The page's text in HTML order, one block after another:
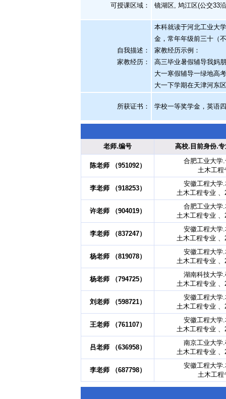
可授课区域： 镜湖区, 鸠江区(公交33
自我描述：
家教经历 ：
本科就读于河北工业大
金，常年年级前三十（
家教经历示例：
高三毕业暑假辅导我妈
大一寒假辅导一绿地高
大一下学期在天津河东
所获证书 ： 学校一等奖学金，英语
老师.编号 高校.目前身份.
陈老师 （951092）
合肥工业大学
土木工程
李老师 （918253）
安徽工程大学
土木工程专业 、
许老师 （904019）
合肥工业大学
土木工程专业 、
李老师 （837247）
安徽工程大学
土木工程专业 、
杨老师 （819078）
安徽工程大学
土木工程专业 、
杨老师 （794725）
湖南科技大学
土木工程专业 、
刘老师 （598721）
安徽工程大学
土木工程专业 、
王老师 （761107）
安徽工程大学
土木工程专业 、
吕老师 （636958）
南京工业大学
土木工程专业 、
李老师 （687798）
安徽工程大学
土木工程